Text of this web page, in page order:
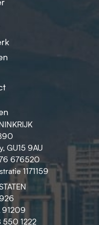
GU15 9AU
676520
1171159
91209
550 1222